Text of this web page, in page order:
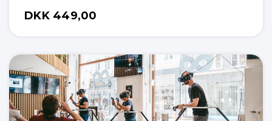
DKK 449,00